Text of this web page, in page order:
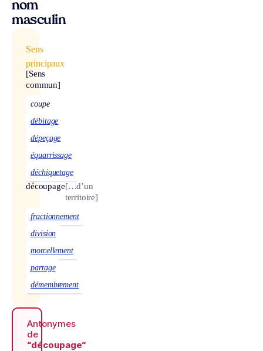
nom
masculin
Sens
principaux
[Sens
commun]
coupe
débitage
dépeçage
équarrissage
déchiquetage
découpage[…d’un
territoire]
fractionnement
division
morcellement
partage
démembrement
Antonymes
de
“découpage“